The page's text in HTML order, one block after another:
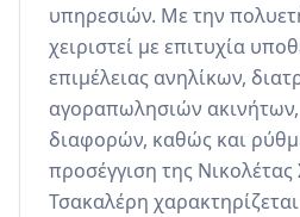
υπηρεσιών. Με την
χειριστεί με επιτυχία
επιμέλειας ανηλίκων,
αγοραπωλησιών
διαφορών, καθώς και
προσέγγιση της
Τσακαλέρη